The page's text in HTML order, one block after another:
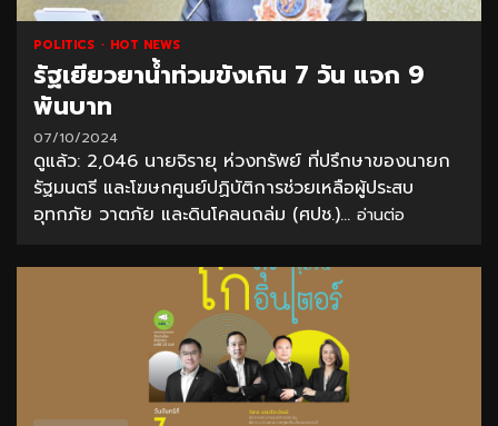
POLITICS HOT NEWS
รัฐเยียวยาน้ำท่วมขังเกิน 7 วัน แจก 9
พันบาท
07/10/2024
ดูแล้ว: 2,046 นายจิรายุ ห่วงทรัพย์ ที่ปรึกษาของนายก
รัฐมนตรี และโฆษกศูนย์ปฏิบัติการช่วยเหลือผู้ประสบ
อุทกภัย วาตภัย และดินโคลนถล่ม (ศปช.)... อ่านต่อ